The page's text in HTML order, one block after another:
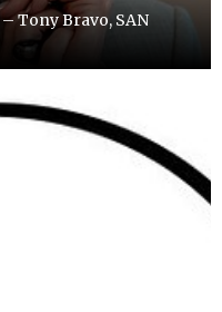
– Tony Bravo, SAN